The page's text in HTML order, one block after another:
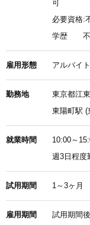
可
必要資格:
学歴
雇用形態 アルバイ
勤務地
東京都江
東陽町駅
就業時間
10:00～
週3日程
試用期間 1～3ヶ月
雇用期間 試用期間